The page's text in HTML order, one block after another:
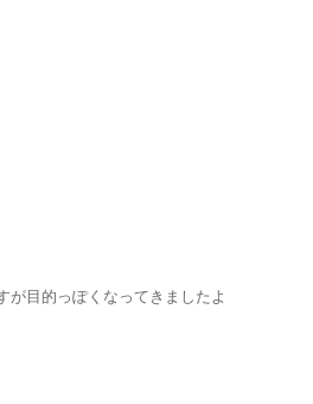
目的っぽくなってきましたよ